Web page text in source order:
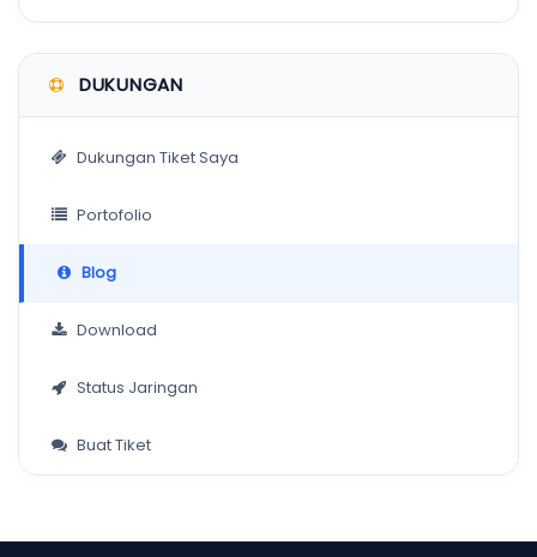
DUKUNGAN
Dukungan Tiket Saya
Portofolio
Blog
Download
Status Jaringan
Buat Tiket